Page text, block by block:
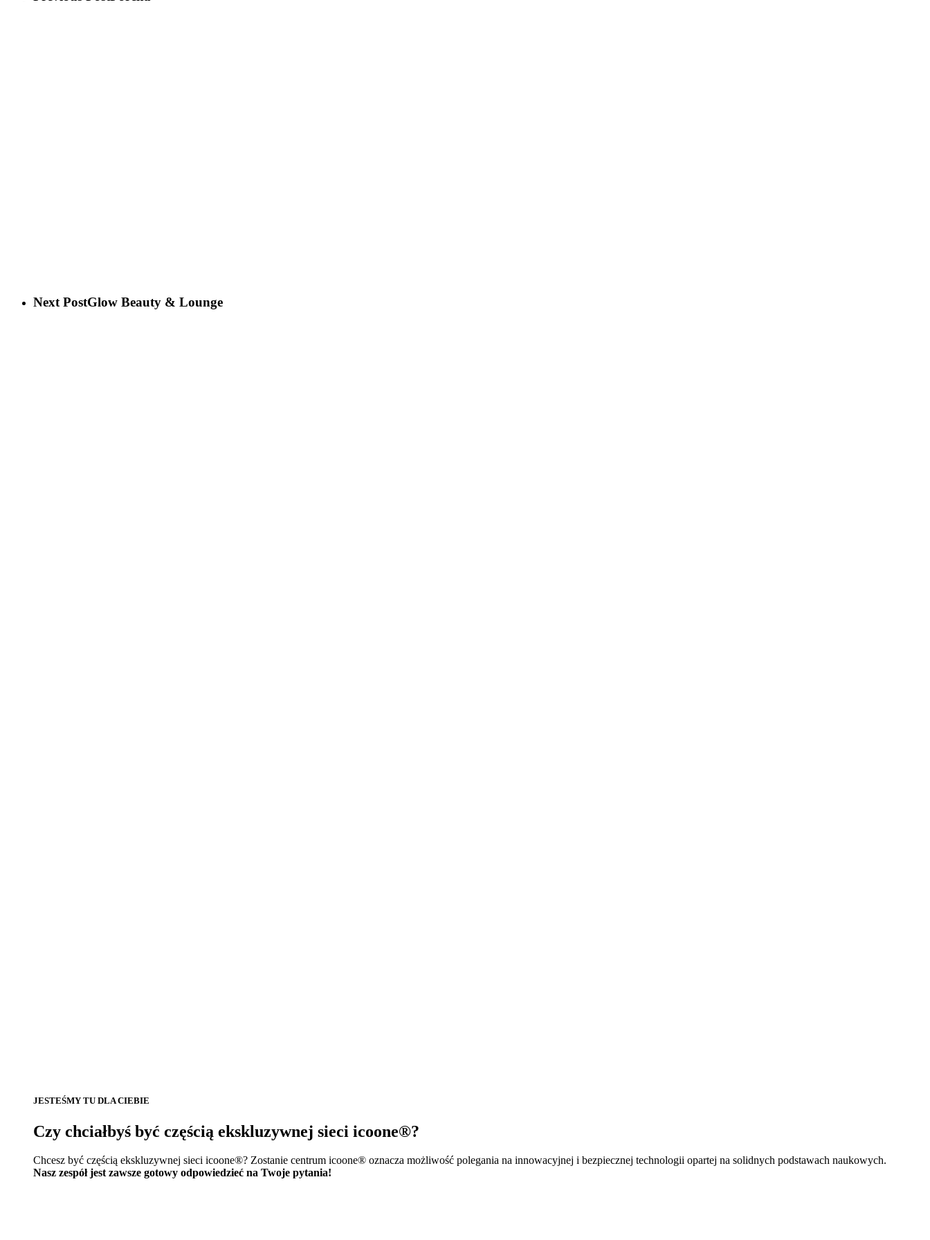
Next PostGlow Beauty & Lounge
JESTEŚMY TU DLA CIEBIE
Czy chciałbyś być częścią ekskluzywnej sieci icoone®?
Chcesz być częścią ekskluzywnej sieci icoone®? Zostanie centrum icoone® oznacza możliwość polegania na innowacyjnej i bezpiecznej technologii opartej na solidnych podstawach naukowych.
Nasz zespół jest zawsze gotowy odpowiedzieć na Twoje pytania!